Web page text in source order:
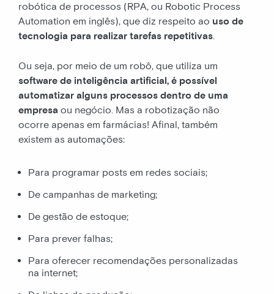
robótica de processos (RPA, ou Robotic Process
Automation em inglês), que diz respeito ao uso de
tecnologia para realizar tarefas repetitivas.
Ou seja, por meio de um robô, que utiliza um
software de inteligência artificial, é possível
automatizar alguns processos dentro de uma
empresa ou negócio. Mas a robotização não
ocorre apenas em farmácias! Afinal, também
existem as automações:
Para programar posts em redes sociais;
De campanhas de marketing;
De gestão de estoque;
Para prever falhas;
Para oferecer recomendações personalizadas
na internet;